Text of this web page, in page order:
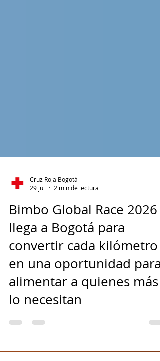
Cruz Roja Bogotá
29 jul
2 min de lectura
Bimbo Global Race 2026
llega a Bogotá para
convertir cada kilómetro
en una oportunidad para
alimentar a quienes más